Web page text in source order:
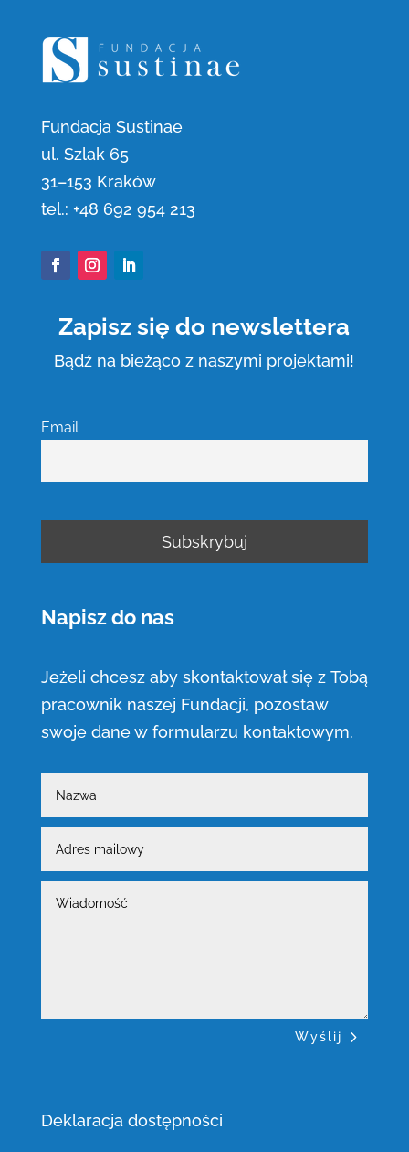
Fundacja Sustinae
ul. Szlak 65
31–153 Kraków
tel.: +48 692 954 213
Zapisz się do newslettera
Bądź na bieżąco z naszymi projektami!
Email
Napisz do nas
Jeżeli chcesz aby skontaktował się z Tobą
pracownik naszej Fundacji, pozostaw
swoje dane w formularzu kontaktowym.
mailowy
Wyślij
Deklaracja dostępności